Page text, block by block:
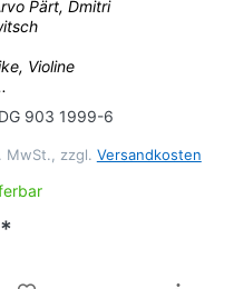
Pärt, Dmitri
Violine
903 1999-6
MwSt., zzgl. Versandkosten